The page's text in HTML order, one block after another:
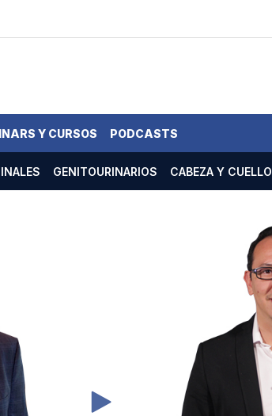
Y CURSOS PODCASTS
GENITOURINARIOS CABEZA Y CUELLO